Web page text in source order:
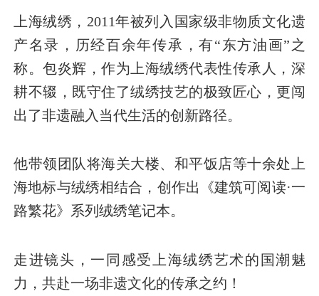
上海绒绣，2011年被列入国家级非物质文化遗
产名录，历经百余年传承，有“东方油画”之
称。包炎辉，作为上海绒绣代表性传承人，深
耕不辍，既守住了绒绣技艺的极致匠心，更闯
出了非遗融入当代生活的创新路径。
他带领团队将海关大楼、和平饭店等十余处上
海地标与绒绣相结合，创作出《建筑可阅读·一
路繁花》系列绒绣笔记本。
走进镜头，一同感受上海绒绣艺术的国潮魅
力，共赴一场非遗文化的传承之约！